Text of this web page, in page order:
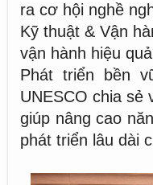
ra cơ hội nghề
Kỹ thuật & Vận
vận hành hiệu
Phát triển bền
UNESCO chia sẻ
giúp nâng cao
phát triển lâu dài